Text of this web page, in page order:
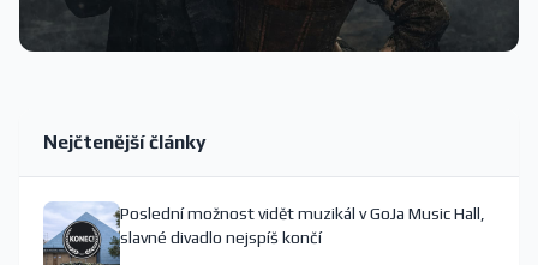
Nejčtenější články
Poslední možnost vidět muzikál v GoJa Music Hall,
slavné divadlo nejspíš končí